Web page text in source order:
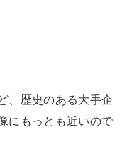
、歴史のある大手企
にもっとも近いので